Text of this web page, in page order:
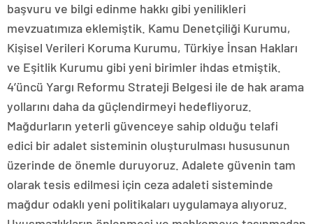
başvuru ve bilgi edinme hakkı gibi yenilikleri
mevzuatımıza eklemiştik. Kamu Denetçiliği Kurumu,
Kişisel Verileri Koruma Kurumu, Türkiye İnsan Hakları
ve Eşitlik Kurumu gibi yeni birimler ihdas etmiştik.
4’üncü Yargı Reformu Strateji Belgesi ile de hak arama
yollarını daha da güçlendirmeyi hedefliyoruz.
Mağdurların yeterli güvenceye sahip olduğu telafi
edici bir adalet sisteminin oluşturulması hususunun
üzerinde de önemle duruyoruz. Adalete güvenin tam
olarak tesis edilmesi için ceza adaleti sisteminde
mağdur odaklı yeni politikaları uygulamaya alıyoruz.